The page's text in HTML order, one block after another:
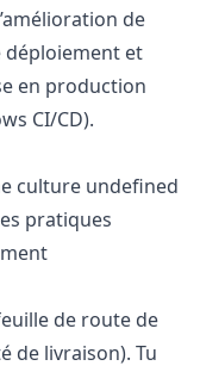
de
déploiement et
en production
CI/CD).
culture undefined
pratiques
de route de
de livraison). Tu